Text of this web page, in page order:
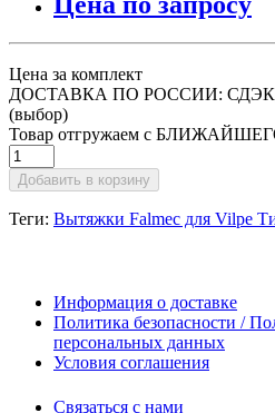
Цена за комплект
ДОСТАВКА ПО РОССИИ: СДЭК,
(выбор)
Товар отгружаем с
Добавить в корзину
Теги: Вытяжки Falmec для Vilpe
Информация о доставке
Политика безопасности /
персональных данных
Условия соглашения
Связаться с нами